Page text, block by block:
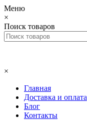
Меню
×
Поиск товаров
×
Главная
Доставка и оплата
Блог
Контакты